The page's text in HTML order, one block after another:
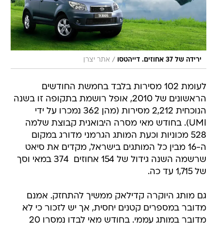
ירידה של 37 אחוזים. דייהטסו / אתר יצרן
לעומת 102 מסירות בלבד בחמשת החודשים
הראשונים של 2010, אופל רושמת בתקופה זו בשנה
הנוכחית 2,212 מסירות (מהן 362 נמכרו על ידי
UMI). בחודש מאי מסרה היבואנית קבוצת שלמה
528 מכוניות וכעת המותג הגרמני מדורג במקום
ה-16 מבין כל המותגים בישראל, מקדים את סיאט
שרשמה השנה גידול של 154 אחוזים  374 במאי וסך
של 1,715 עד כה.
גם מותג היוקרה קדילאק ממשיך להתחזק. אמנם
מדובר במספרים קטנים יחסית, אך יש לזכור כי לא
מדובר במותג עממי. בחודש מאי לבדו נמסרו 20